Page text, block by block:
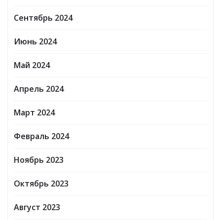
Сентябрь 2024
Июнь 2024
Май 2024
Апрель 2024
Март 2024
Февраль 2024
Ноябрь 2023
Октябрь 2023
Август 2023